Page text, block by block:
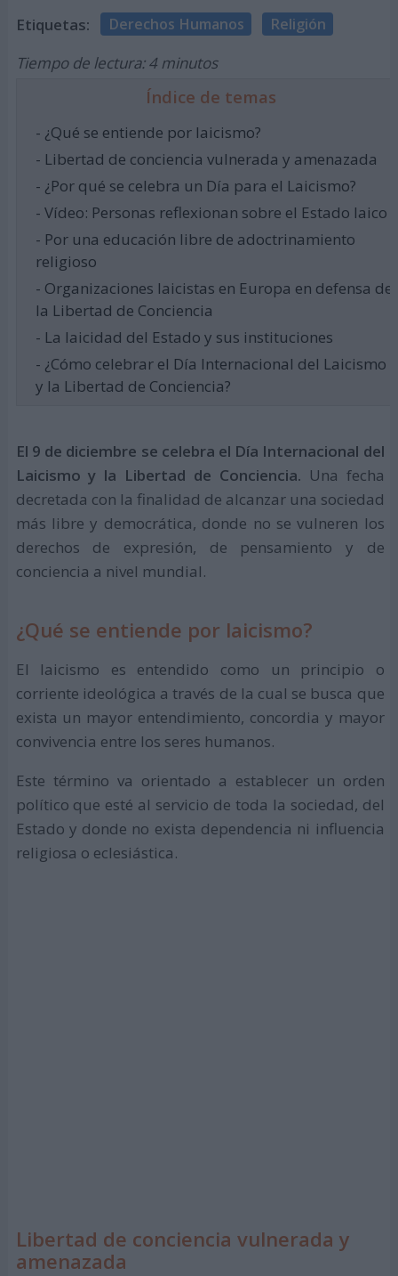
Etiquetas: Derechos Humanos Religión
Tiempo de lectura: 4 minutos
Índice de temas
- ¿Qué se entiende por laicismo?
- Libertad de conciencia vulnerada y amenazada
- ¿Por qué se celebra un Día para el Laicismo?
- Vídeo: Personas reflexionan sobre el Estado laico
- Por una educación libre de adoctrinamiento
religioso
- Organizaciones laicistas en Europa en defensa de
la Libertad de Conciencia
- La laicidad del Estado y sus instituciones
- ¿Cómo celebrar el Día Internacional del Laicismo
y la Libertad de Conciencia?
El 9 de diciembre se celebra el Día Internacional del
Laicismo y la Libertad de Conciencia. Una fecha
decretada con la finalidad de alcanzar una sociedad
más libre y democrática, donde no se vulneren los
derechos de expresión, de pensamiento y de
conciencia a nivel mundial.
¿Qué se entiende por laicismo?
El laicismo es entendido como un principio o
corriente ideológica a través de la cual se busca que
exista un mayor entendimiento, concordia y mayor
convivencia entre los seres humanos.
Este término va orientado a establecer un orden
político que esté al servicio de toda la sociedad, del
Estado y donde no exista dependencia ni influencia
religiosa o eclesiástica.
Libertad de conciencia vulnerada y
amenazada